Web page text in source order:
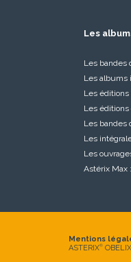
Les
Les bandes
Les albums
Les
Les
Les bandes
Les
Les
Astérix Max
Mentions
ASTERIX® OBELIX